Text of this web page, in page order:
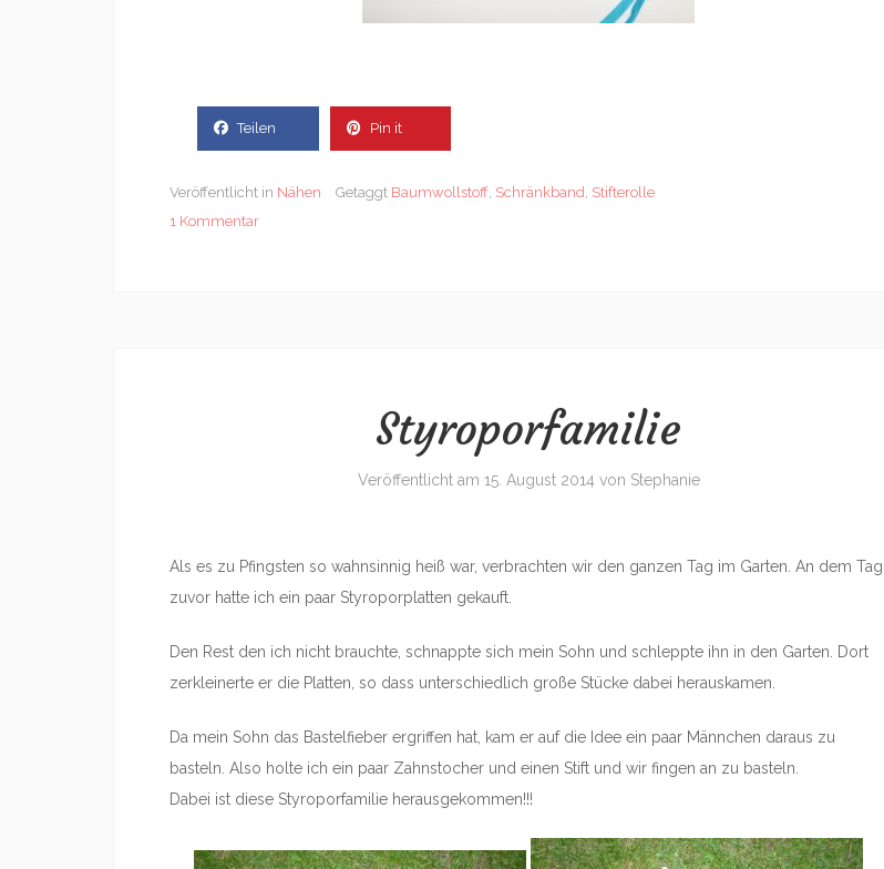
Teilen Pin it
Veröffentlicht in Nähen Getaggt Baumwollstoff, Schränkband, Stifterolle
1 Kommentar
Styroporfamilie
Veröffentlicht am 15. August 2014 von Stephanie
Als es zu Pfingsten so wahnsinnig heiß war, verbrachten wir den ganzen Tag im Garten. An dem Tag
zuvor hatte ich ein paar Styroporplatten gekauft.
Den Rest den ich nicht brauchte, schnappte sich mein Sohn und schleppte ihn in den Garten. Dort
zerkleinerte er die Platten, so dass unterschiedlich große Stücke dabei herauskamen.
Da mein Sohn das Bastelfieber ergriffen hat, kam er auf die Idee ein paar Männchen daraus zu
basteln. Also holte ich ein paar Zahnstocher und einen Stift und wir fingen an zu basteln.
Dabei ist diese Styroporfamilie herausgekommen!!!